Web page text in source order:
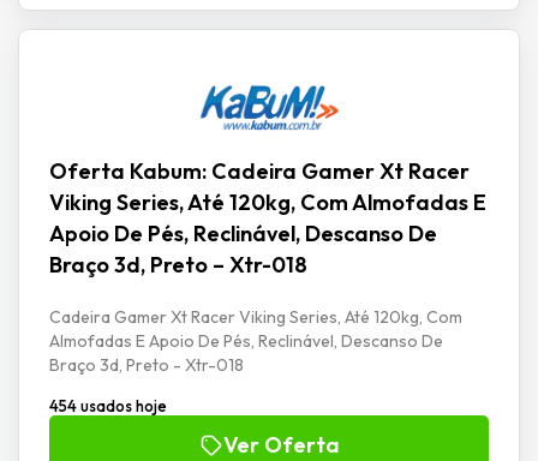
Oferta Kabum: Cadeira Gamer Xt Racer
Viking Series, Até 120kg, Com Almofadas E
Apoio De Pés, Reclinável, Descanso De
Braço 3d, Preto – Xtr-018
Cadeira Gamer Xt Racer Viking Series, Até 120kg, Com
Almofadas E Apoio De Pés, Reclinável, Descanso De
Braço 3d, Preto - Xtr-018
454 usados hoje
Ver Oferta